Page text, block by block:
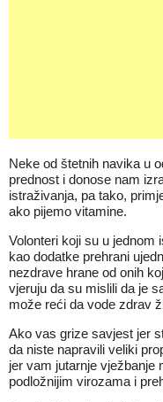
Neke od štetnih navika u
prednost i donose nam
istraživanja, pa tako,
ako pijemo vitamine.
Volonteri koji su u jednom
kao dodatke prehrani
nezdrave hrane od onih
vjeruju da su mislili da je
može reći da vode zdrav
Ako vas grize savjest jer
da niste napravili veliki
jer vam jutarnje vježbanje
podložnijim virozama i